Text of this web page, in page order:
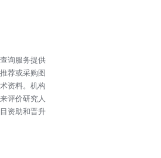
询服务提供
荐或采购图
资料。机构
评价研究人
资助和晋升